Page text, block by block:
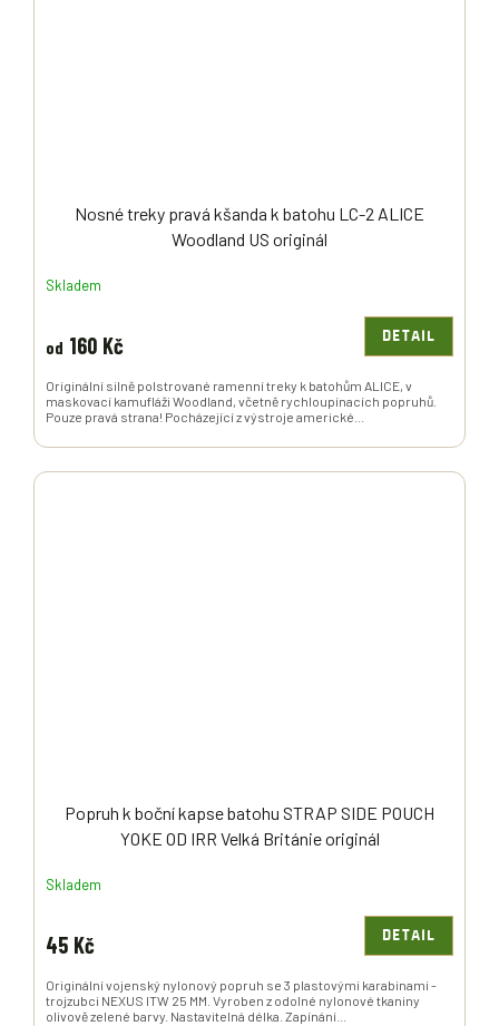
Nosné treky pravá kšanda k batohu LC-2 ALICE
Woodland US originál
Skladem
od 160 Kč DETAIL
Originální silně polstrované ramenní treky k batohům ALICE, v
maskovací kamufláži Woodland, včetně rychloupínacích popruhů.
Pouze pravá strana! Pocházející z výstroje americké...
Popruh k boční kapse batohu STRAP SIDE POUCH
YOKE OD IRR Velká Británie originál
Skladem
45 Kč DETAIL
Originální vojenský nylonový popruh se 3 plastovými karabinami -
trojzubci NEXUS ITW 25 MM. Vyroben z odolné nylonové tkaniny
olivově zelené barvy. Nastavitelná délka. Zapínání...